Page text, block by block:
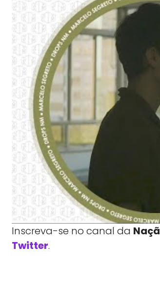
Inscreva-se no canal da
Twitter.